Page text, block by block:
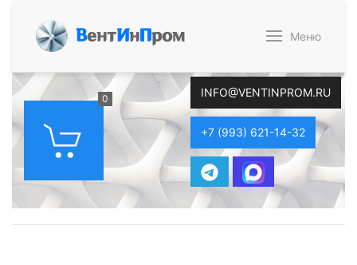
ВентИнПром Меню
0 INFO@VENTINPROM.RU
+7 (993) 621-14-32